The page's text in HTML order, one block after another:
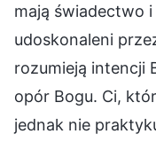
mają świadectwo
udoskonaleni
rozumieją intencji
opór Bogu. Ci,
jednak nie